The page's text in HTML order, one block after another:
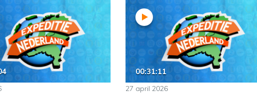
00:31:11
27 april 2026